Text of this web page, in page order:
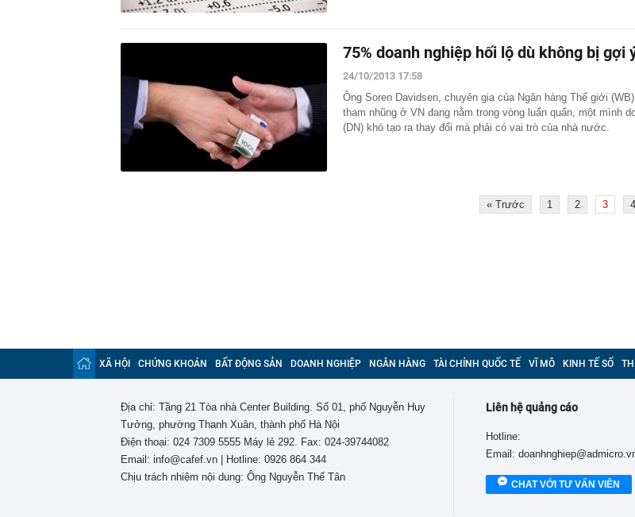
75% doanh nghiệp hối lộ dù không bị gợi
24/10/2013 17:58
Ông Soren Davidsen, chuyên gia của Ngân hàng Thế giới
tham nhũng ở VN đang nằm trong vòng luẩn quẩn, một mình
(DN) khó tạo ra thay đổi mà phải có vai trò của nhà nước.
« Trước 1 2 3 4
XÃ HỘI CHỨNG KHOÁN BẤT ĐỘNG SẢN DOANH NGHIỆP NGÂN HÀNG TÀI CHÍNH QUỐC TẾ VĨ MÔ KINH TẾ SỐ
Địa chỉ: Tầng 21 Tòa nhà Center Building. Số 01, phố Nguyễn Huy
Tưởng, phường Thanh Xuân, thành phố Hà Nội
Điện thoại: 024 7309 5555 Máy lẻ 292. Fax: 024-39744082
Email: info@cafef.vn | Hotline: 0926 864 344
Chịu trách nhiệm nội dung: Ông Nguyễn Thế Tân
Liên hệ quảng cáo
Hotline:
Email:
CHAT VỚI TƯ VẤN VIÊN